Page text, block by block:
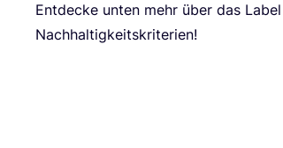
Ent­de­cke unten mehr über das
Nachhaltigkeitskriterien!